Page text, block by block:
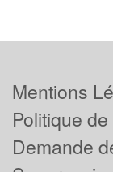
Mentions
Politique
Demande